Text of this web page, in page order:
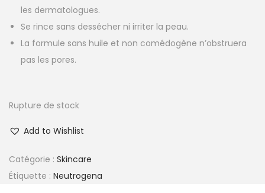
les dermatologues.
Se rince sans dessécher ni irriter la peau.
La formule sans huile et non comédogène n’obstruera
pas les pores.
Rupture de stock
Add to Wishlist
Catégorie : Skincare
Étiquette : Neutrogena